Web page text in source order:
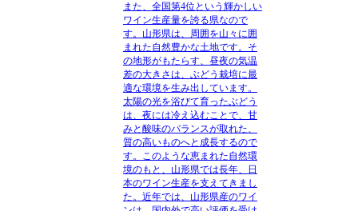
また、全国第4位という輝かしい
ワイン生産量を誇る県なので
す。山形県は、周囲を山々に囲
まれた自然豊かな土地です。そ
の地形がもたらす、昼夜の気温
差の大きさは、ぶどう栽培に最
適な環境を生み出しています。
太陽の光を浴びて育ったぶどう
は、夜には冷え込むことで、甘
みと酸味のバランスが取れた、
質の高いものへと成長するので
す。このような恵まれた自然環
境のもと、山形県では長年、日
本のワイン生産を支えてきまし
た。近年では、山形県産のワイ